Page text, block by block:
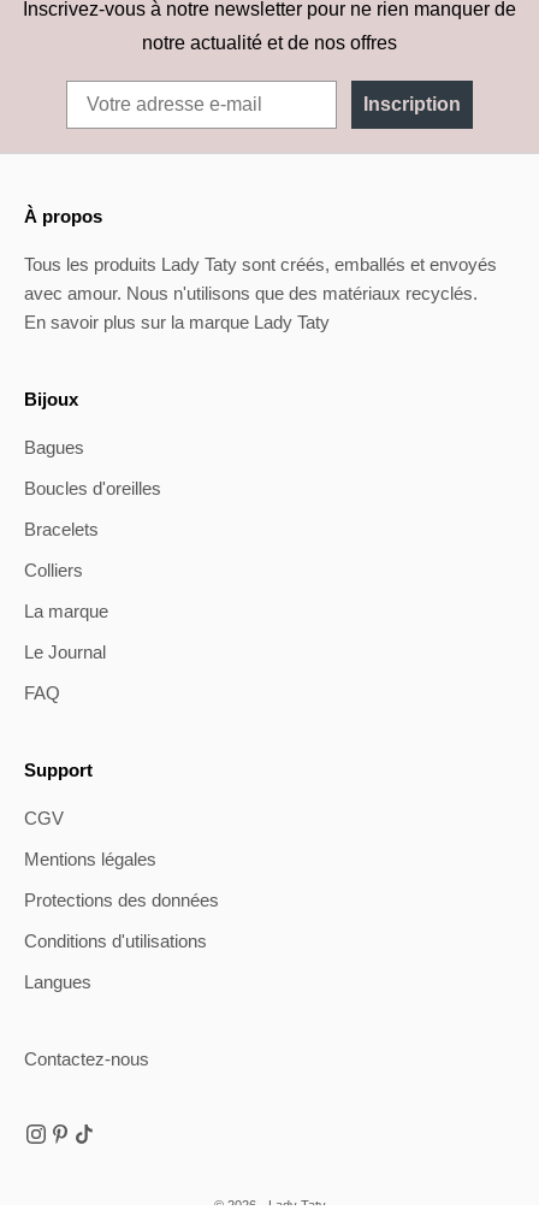
Inscrivez-vous à notre newsletter pour ne rien manquer de
notre actualité et de nos offres
Inscription
À propos
Tous les produits Lady Taty sont créés, emballés et envoyés
avec amour. Nous n'utilisons que des matériaux recyclés.
En savoir plus sur la marque Lady Taty
Bijoux
Bagues
Boucles d'oreilles
Bracelets
Colliers
La marque
Le Journal
FAQ
Support
CGV
Mentions légales
Protections des données
Conditions d'utilisations
Langues
Contactez-nous
© 2026 - Lady Taty